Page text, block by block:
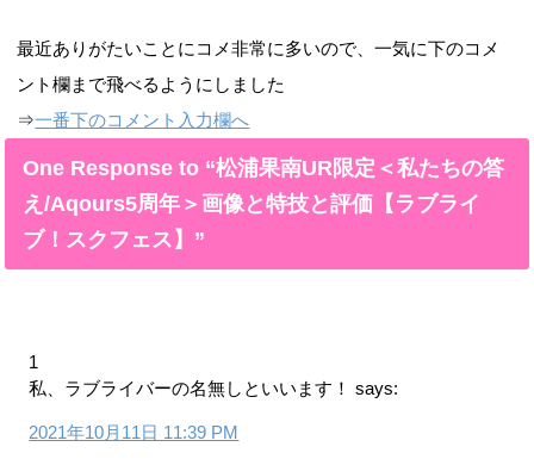
最近ありがたいことにコメ非常に多いので、一気に下のコメ
ント欄まで飛べるようにしました
⇒一番下のコメント入力欄へ
One Response to “松浦果南UR限定＜私たちの答
え/Aqours5周年＞画像と特技と評価【ラブライ
ブ！スクフェス】”
1
私、ラブライバーの名無しといいます！
says:
2021年10月11日 11:39 PM